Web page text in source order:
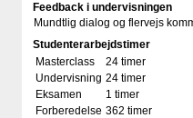
Feedback i undervisningen
Mundtlig dialog og flervejs
Studenterarbejdstimer
Masterclass
24 timer
Undervisning 24 timer
Eksamen
1 timer
Forberedelse 362 timer